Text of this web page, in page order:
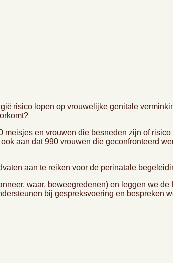
risico lopen op vrouwelijke genitale
meisjes en vrouwen die besneden zijn of
aan dat 990 vrouwen die geconfronteerd
aan te reiken voor de perinatale
waar, beweegredenen) en leggen we
bij gespreksvoering en bespreken